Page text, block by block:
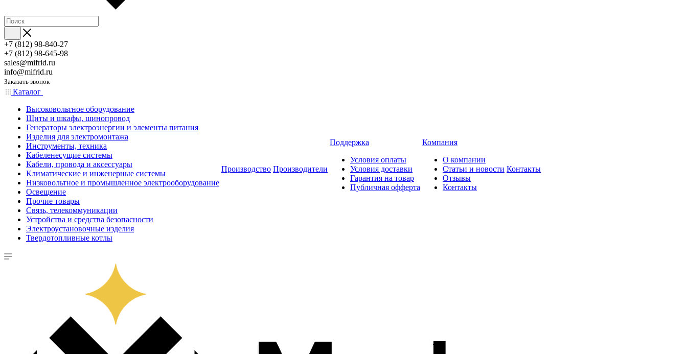
+7 (812) 98-840-27
+7 (812) 98-645-98
sales@mifrid.ru
info@mifrid.ru
Заказать звонок
Каталог
Высоковольтное оборудование
Щиты и шкафы, шинопровод
Генераторы электроэнергии и элементы питания
Изделия для электромонтажа
Инструменты, техника
Кабеленесущие системы
Кабели, провода и аксессуары
Климатические и инженерные системы
Низковольтное и промышленное электрооборудование
Освещение
Прочие товары
Связь, телекоммуникации
Устройства и средства безопасности
Электроустановочные изделия
Твердотопливные котлы
Производство Производители
Поддержка
Условия оплаты
Условия доставки
Гарантия на товар
Публичная офферта
Компания
О компании
Статьи и новости
Отзывы
Контакты
Контакты